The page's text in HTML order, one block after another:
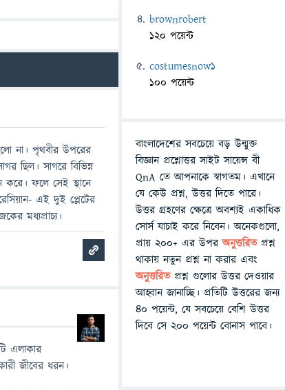
না। পৃথবীর উপরের
ছিল। সাগরে বিভিন্ন
করে। ফলে সেই স্থানে
এই দুই প্লেটের
মধ্যপ্রাচ্য।
এলাকার
জীবের ধরন।
brownrobert
120 পয়েন্ট
costumesnow1
100 পয়েন্ট
বাংলাদেশের সবচেয়ে বড় উন্মুক্ত
বিজ্ঞান প্রশ্নোত্তর সাইট সায়েন্স বী
QnA তে আপনাকে স্বাগতম। এখানে
যে কেউ প্রশ্ন, উত্তর দিতে পারে।
উত্তর গ্রহণের ক্ষেত্রে অবশ্যই একাধিক
সোর্স যাচাই করে নিবেন। অনেকগুলো,
প্রায় ২০০+ এর উপরঅনুত্তরিতপ্রশ্ন
থাকায় নতুন প্রশ্ন না করার এবং
অনুত্তরিত প্রশ্ন গুলোর উত্তর দেওয়ার
আহ্বান জানাচ্ছি। প্রতিটি উত্তরের জন্য
৪০ পয়েন্ট, যে সবচেয়ে বেশি উত্তর
দিবে সে ২০০ পয়েন্ট বোনাস পাবে।